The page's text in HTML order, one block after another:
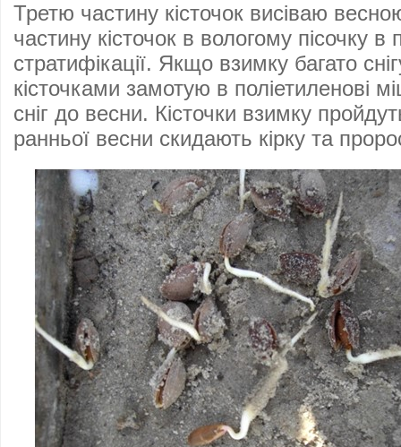
Третю частину кісточок висіваю
частину кісточок в вологому пісочку в
стратифікації. Якщо взимку багато
кісточками замотую в поліетиленові
сніг до весни. Кісточки взимку
ранньої весни скидають кірку та